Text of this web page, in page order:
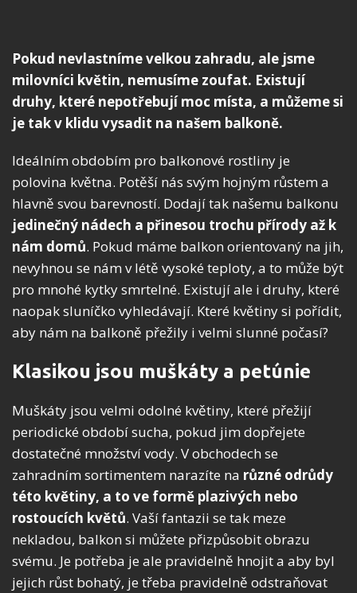
Pokud nevlastníme velkou zahradu, ale jsme
milovníci květin, nemusíme zoufat. Existují
druhy, které nepotřebují moc místa, a můžeme si
je tak v klidu vysadit na našem balkoně.
Ideálním obdobím pro balkonové rostliny je
polovina května. Potěší nás svým hojným růstem a
hlavně svou barevností. Dodají tak našemu balkonu
jedinečný nádech a přinesou trochu přírody až k
nám domů. Pokud máme balkon orientovaný na jih,
nevyhnou se nám v létě vysoké teploty, a to může být
pro mnohé kytky smrtelné. Existují ale i druhy, které
naopak sluníčko vyhledávají. Které květiny si pořídit,
aby nám na balkoně přežily i velmi slunné počasí?
Klasikou jsou muškáty a petúnie
Muškáty jsou velmi odolné květiny, které přežijí
periodické období sucha, pokud jim dopřejete
dostatečné množství vody. V obchodech se
zahradním sortimentem narazíte na různé odrůdy
této květiny, a to ve formě plazivých nebo
rostoucích květů. Vaší fantazii se tak meze
nekladou, balkon si můžete přizpůsobit obrazu
svému. Je potřeba je ale pravidelně hnojit a aby byl
jejich růst bohatý, je třeba pravidelně odstraňovat